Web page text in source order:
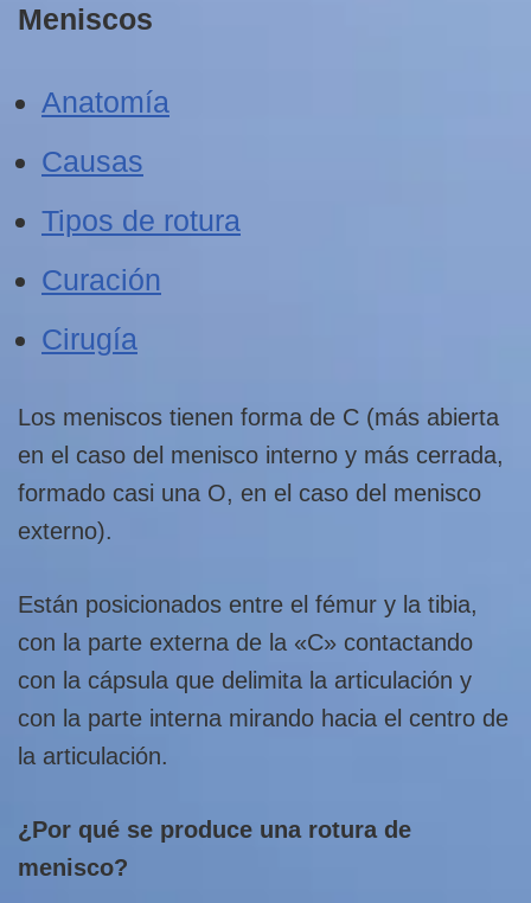
Meniscos
Anatomía
Causas
Tipos de rotura
Curación
Cirugía
Los meniscos tienen forma de C (más abierta
en el caso del menisco interno y más cerrada,
formado casi una O, en el caso del menisco
externo).
Están posicionados entre el fémur y la tibia,
con la parte externa de la «C» contactando
con la cápsula que delimita la articulación y
con la parte interna mirando hacia el centro de
la articulación.
¿Por qué se produce una rotura de
menisco?